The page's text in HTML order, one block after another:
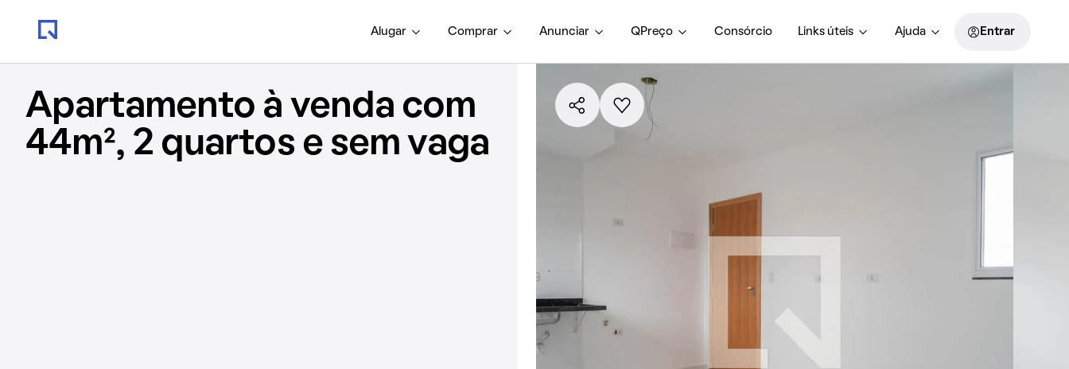
Alugar Comprar Anunciar QPreço Consórcio Links úteis Ajuda Entrar
Apartamento à venda com
44m², 2 quartos e sem vaga